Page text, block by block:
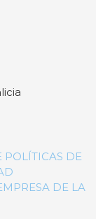
POLÍTICAS DE
DE LA